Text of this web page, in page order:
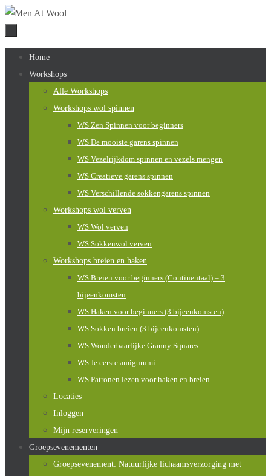
Naar
inhoud
springen
Naar
Home
Workshops
Alle Workshops
Workshops wol spinnen
WS Zen Spinnen voor beginners
WS De mooiste garens spinnen
WS Vezelrijkdom spinnen en vezels mengen
WS Creatieve garens spinnen
WS Verschillende sokkengarens spinnen
Workshops wol verven
WS Wol verven
WS Sokkenwol verven
Workshops breien en haken
WS Breien voor beginners (Continentaal) – 3
bijeenkomsten
WS Haken voor beginners (3 bijeenkomsten)
WS Sokken breien (3 bijeenkomsten)
WS Wonderbaarlijke Granny Squares
WS Je eerste amigurumi
WS Patronen lezen voor haken en breien
Locaties
Inloggen
Mijn reserveringen
Groepsevenementen
Groepsevenement: Natuurlijke lichaamsverzorging met